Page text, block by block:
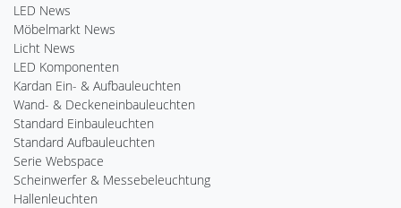
LED News
Möbelmarkt News
Licht News
LED Komponenten
Kardan Ein- & Aufbauleuchten
Wand- & Deckeneinbauleuchten
Standard Einbauleuchten
Standard Aufbauleuchten
Serie Webspace
Scheinwerfer & Messebeleuchtung
Hallenleuchten